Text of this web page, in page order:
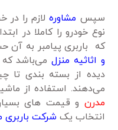
سپس مشاورهلازم را در
نوع خودرو را کاملا در
که باربری پیامبر به آن
و اثاثیه منزلمی‌باشد که
دیده از بسته بندی تا
می‌دهند. استفاده از
مدرن و قیمت های
انتخاب یک شرکت باربری